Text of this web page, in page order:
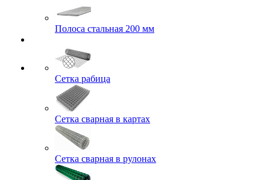
Полоса стальная 200 мм
Сетка рабица
Сетка сварная в картах
Сетка сварная в рулонах